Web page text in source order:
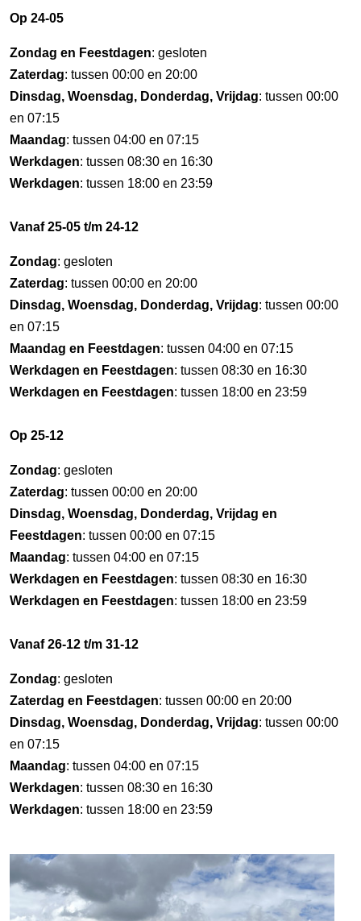
Op 24-05
Zondag en Feestdagen: gesloten
Zaterdag: tussen 00:00 en 20:00
Dinsdag, Woensdag, Donderdag, Vrijdag: tussen 00:00
en 07:15
Maandag: tussen 04:00 en 07:15
Werkdagen: tussen 08:30 en 16:30
Werkdagen: tussen 18:00 en 23:59
Vanaf 25-05 t/m 24-12
Zondag: gesloten
Zaterdag: tussen 00:00 en 20:00
Dinsdag, Woensdag, Donderdag, Vrijdag: tussen 00:00
en 07:15
Maandag en Feestdagen: tussen 04:00 en 07:15
Werkdagen en Feestdagen: tussen 08:30 en 16:30
Werkdagen en Feestdagen: tussen 18:00 en 23:59
Op 25-12
Zondag: gesloten
Zaterdag: tussen 00:00 en 20:00
Dinsdag, Woensdag, Donderdag, Vrijdag en
Feestdagen: tussen 00:00 en 07:15
Maandag: tussen 04:00 en 07:15
Werkdagen en Feestdagen: tussen 08:30 en 16:30
Werkdagen en Feestdagen: tussen 18:00 en 23:59
Vanaf 26-12 t/m 31-12
Zondag: gesloten
Zaterdag en Feestdagen: tussen 00:00 en 20:00
Dinsdag, Woensdag, Donderdag, Vrijdag: tussen 00:00
en 07:15
Maandag: tussen 04:00 en 07:15
Werkdagen: tussen 08:30 en 16:30
Werkdagen: tussen 18:00 en 23:59